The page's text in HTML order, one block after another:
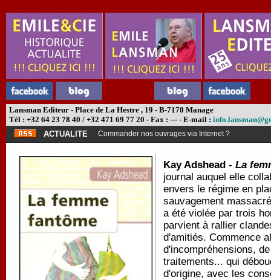
Lansman Editeur - Place de La Hestre , 19 - B-7170 Manage
Tél : +32 64 23 78 40 / +32 471 69 77 20 - Fax : --- - E-mail :
ACTUALITE
Commander nos ouvrages via Internet ?
Kay Adshead - La
journal auquel elle
envers le régime en
sauvagement
a été violée par trois
parvient à rallier
d'amitiés. Commence
d'incompréhensions,
traitements... qui
d'origine, avec les